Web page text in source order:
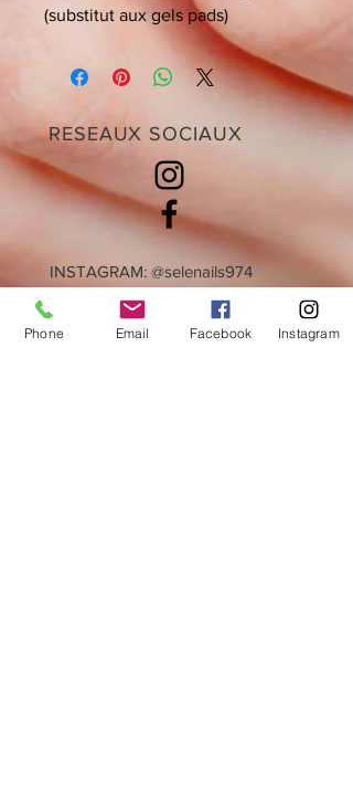
(substitut aux gels pads)
RESEAUX SOCIAUX
INSTAGRAM: @selenails974
FACEBOOK: Sélé'nails Prothésiste
Phone Email Facebook Instagram